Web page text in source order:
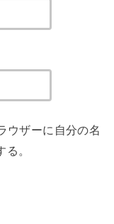
ウザーに自分の名
。